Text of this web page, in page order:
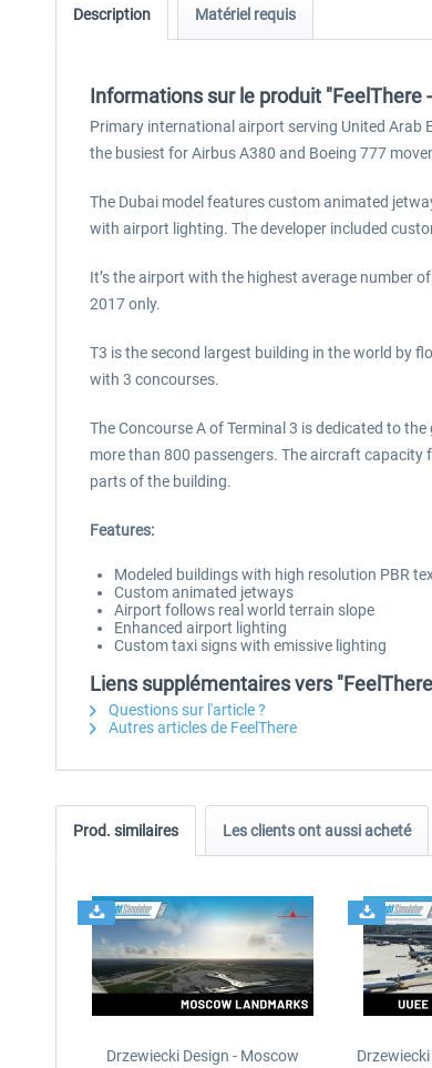
Description Matériel requis
Informations sur le produit "FeelThere
Primary international airport serving United Arab
the busiest for Airbus A380 and Boeing 777
The Dubai model features custom animated
with airport lighting. The developer included
It’s the airport with the highest average number
2017 only.
T3 is the second largest building in the world by
with 3 concourses.
The Concourse A of Terminal 3 is dedicated to
more than 800 passengers. The aircraft
parts of the building.
Features:
Modeled buildings with high resolution PBR
Custom animated jetways
Airport follows real world terrain slope
Enhanced airport lighting
Custom taxi signs with emissive lighting
Liens supplémentaires vers
Questions sur l'article ?
Autres articles de FeelThere
Prod. similaires Les clients ont aussi acheté
Drzewiecki Design - Moscow